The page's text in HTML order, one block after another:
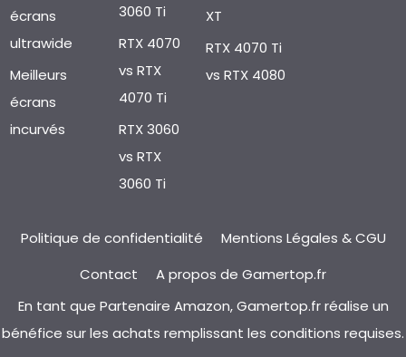
écrans
ultrawide
Meilleurs
écrans
incurvés
3060 Ti
RTX 4070
vs RTX
4070 Ti
RTX 3060
vs RTX
3060 Ti
XT
RTX 4070 Ti
vs RTX 4080
Politique de confidentialité
Mentions Légales & CGU
Contact
A propos de Gamertop.fr
En tant que Partenaire Amazon, Gamertop.fr réalise un
bénéfice sur les achats remplissant les conditions requises.